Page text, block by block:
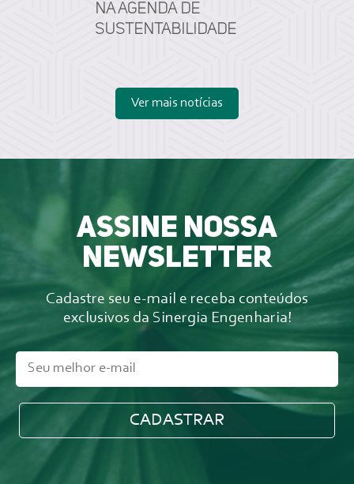
na agenda de
sustentabilidade
Ver mais notícias
Assine nossa
newsletter
Cadastre seu e-mail e receba conteúdos
exclusivos da Sinergia Engenharia!